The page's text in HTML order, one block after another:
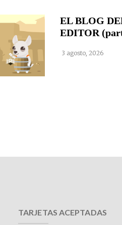
EL BLOG
EDITOR
3 agosto, 2026
TARJETAS ACEPTADAS